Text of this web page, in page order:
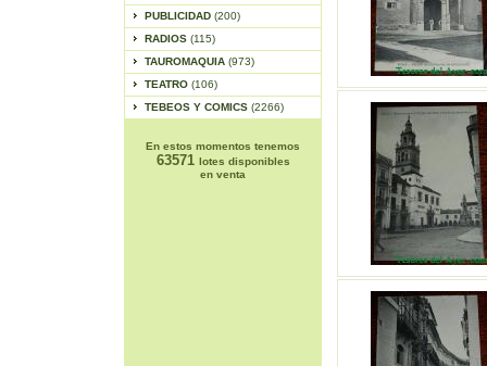
PUBLICIDAD (200)
RADIOS (115)
TAUROMAQUIA (973)
TEATRO (106)
TEBEOS Y COMICS (2266)
En estos momentos tenemos
63571 lotes disponibles
en venta